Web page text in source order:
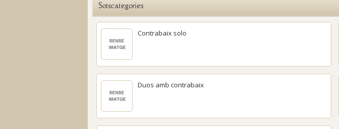
Sotscategories
Contrabaix solo
Duos amb contrabaix